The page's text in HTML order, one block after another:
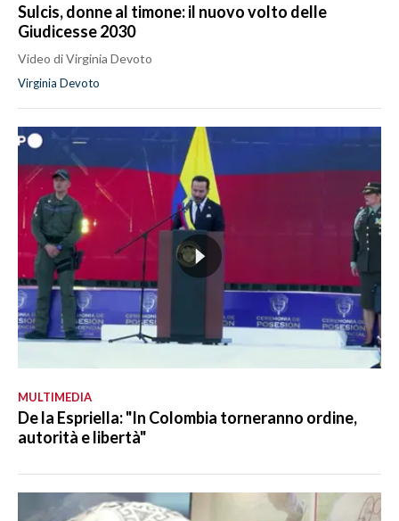
Sulcis, donne al timone: il nuovo volto delle
Giudicesse 2030
Video di Virginia Devoto
Virginia Devoto
MULTIMEDIA
De la Espriella: "In Colombia torneranno ordine,
autorità e libertà"